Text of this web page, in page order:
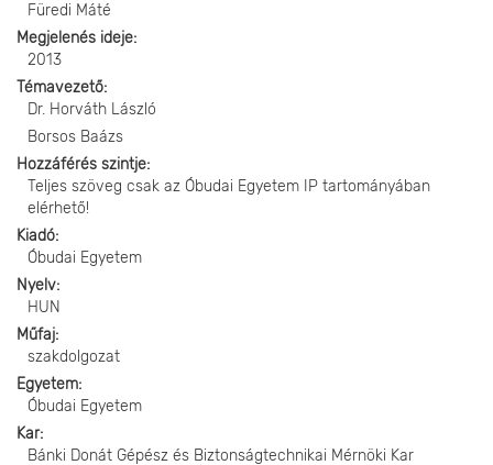
Füredi Máté
Megjelenés ideje
2013
Témavezető
Dr. Horváth László
Borsos Baázs
Hozzáférés szintje
Teljes szöveg csak az Óbudai Egyetem IP tartományában
elérhető!
Kiadó
Óbudai Egyetem
Nyelv
HUN
Műfaj
szakdolgozat
Egyetem
Óbudai Egyetem
Kar
Bánki Donát Gépész és Biztonságtechnikai Mérnöki Kar